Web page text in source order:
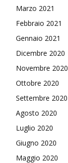
Marzo 2021
Febbraio 2021
Gennaio 2021
Dicembre 2020
Novembre 2020
Ottobre 2020
Settembre 2020
Agosto 2020
Luglio 2020
Giugno 2020
Maggio 2020